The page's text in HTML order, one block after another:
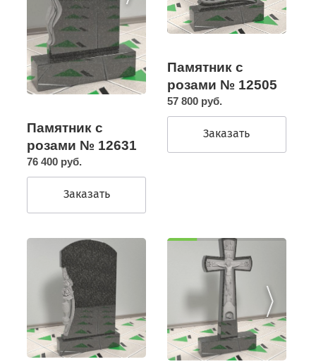
Памятник с
розами № 12631
76 400 руб.
Заказать
Памятник с
розами № 12505
57 800 руб.
Заказать